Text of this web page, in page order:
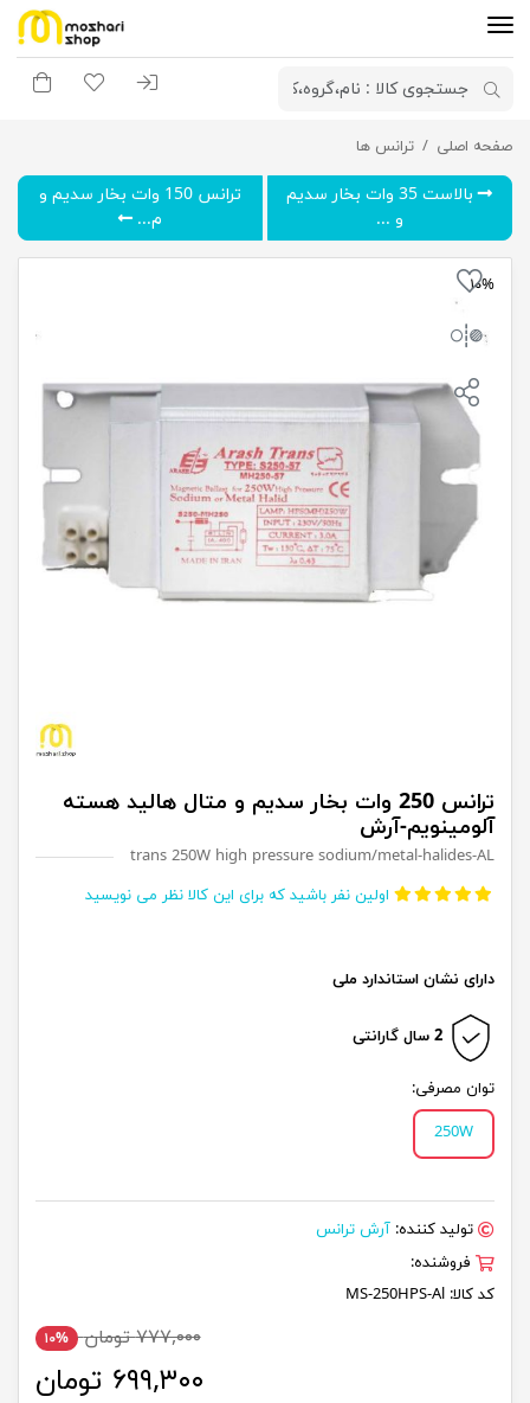
ورود به سیستم
لیست موردسبد
صفحه اصلی ترانس ها ترانس 250 وات بخار سدیم و متال هالید هسته آلومینویم-آرش
بالاست 35 وات بخار سدیم
و ...
ترانس 150 وات بخار سدیم و
م...
۱۰%
ترانس 250 وات بخار سدیم و متال هالید هسته
آلومینویم-آرش
trans 250W high pressure sodium/metal-halides-AL
اولین نفر باشید که برای این کالا نظر می نویسید
دارای نشان استاندارد ملی
2 سال گارانتی
توان مصرفی:
250W
تولید کننده: آرش ترانس
فروشنده:
کد کالا: MS-250HPS-Al
۷۷۷,۰۰۰ تومان ۱۰%
۶۹۹,۳۰۰ تومان